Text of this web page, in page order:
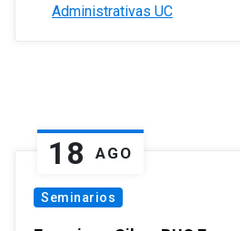
Administrativas UC
18 AGO
Seminarios